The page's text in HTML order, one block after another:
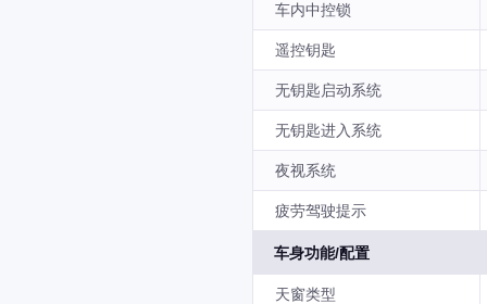
车内中控锁
遥控钥匙
无钥匙启动系统
无钥匙进入系统
夜视系统
疲劳驾驶提示
车身功能/配置
天窗类型